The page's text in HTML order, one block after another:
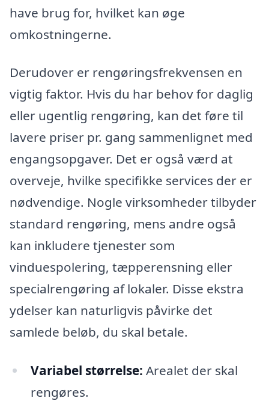
have brug for, hvilket kan øge
omkostningerne.
Derudover er rengøringsfrekvensen en
vigtig faktor. Hvis du har behov for daglig
eller ugentlig rengøring, kan det føre til
lavere priser pr. gang sammenlignet med
engangsopgaver. Det er også værd at
overveje, hvilke specifikke services der er
nødvendige. Nogle virksomheder tilbyder
standard rengøring, mens andre også
kan inkludere tjenester som
vinduespolering, tæpperensning eller
specialrengøring af lokaler. Disse ekstra
ydelser kan naturligvis påvirke det
samlede beløb, du skal betale.
Variabel størrelse: Arealet der skal
rengøres.